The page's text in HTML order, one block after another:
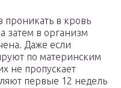
проникать в кровь
затем в организм
Даже если
по материнским
не пропускает
первые 12 недель